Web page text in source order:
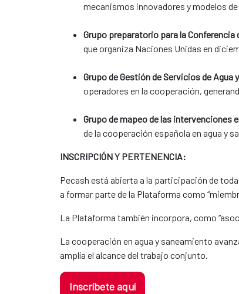
mecanismos innovadores y modelos
Grupo preparatorio para la Conferencia
que organiza Naciones Unidas en
Grupo de Gestión de Servicios de Agua
operadores en la cooperación,
Grupo de mapeo de las intervenciones
de la cooperación española en agua y
INSCRIPCIÓN Y PERTENENCIA:
Pecash está abierta a la participación de
a formar parte de la Plataforma como
La Plataforma también incorpora, como
La cooperación en agua y saneamiento
amplía el alcance del trabajo conjunto.
Inscríbete aquí